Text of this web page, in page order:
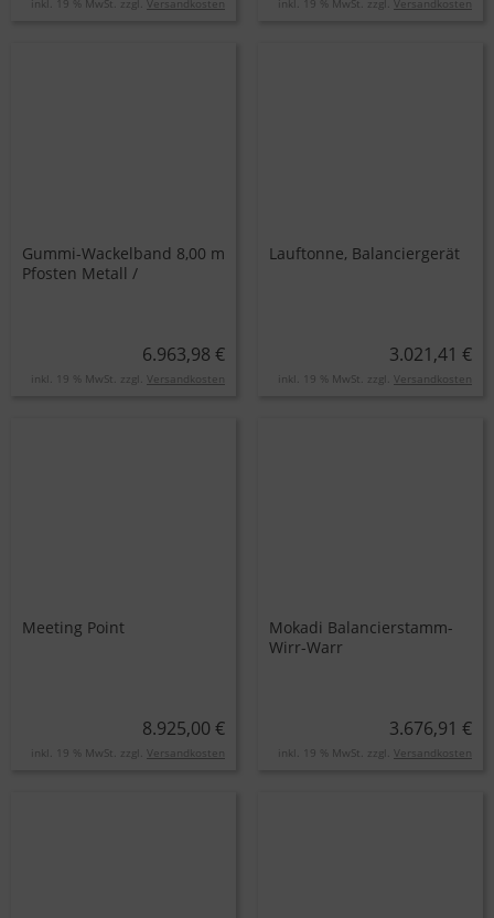
inkl. 19 % MwSt. zzgl. Versandkosten inkl. 19 % MwSt. zzgl. Versandkosten
Gummi-Wackelband 8,00 m
Pfosten Metall /
6.963,98 €
inkl. 19 % MwSt. zzgl. Versandkosten
Lauftonne, Balanciergerät
3.021,41 €
inkl. 19 % MwSt. zzgl. Versandkosten
Meeting Point
8.925,00 €
inkl. 19 % MwSt. zzgl. Versandkosten
Mokadi Balancierstamm-
Wirr-Warr
3.676,91 €
inkl. 19 % MwSt. zzgl. Versandkosten